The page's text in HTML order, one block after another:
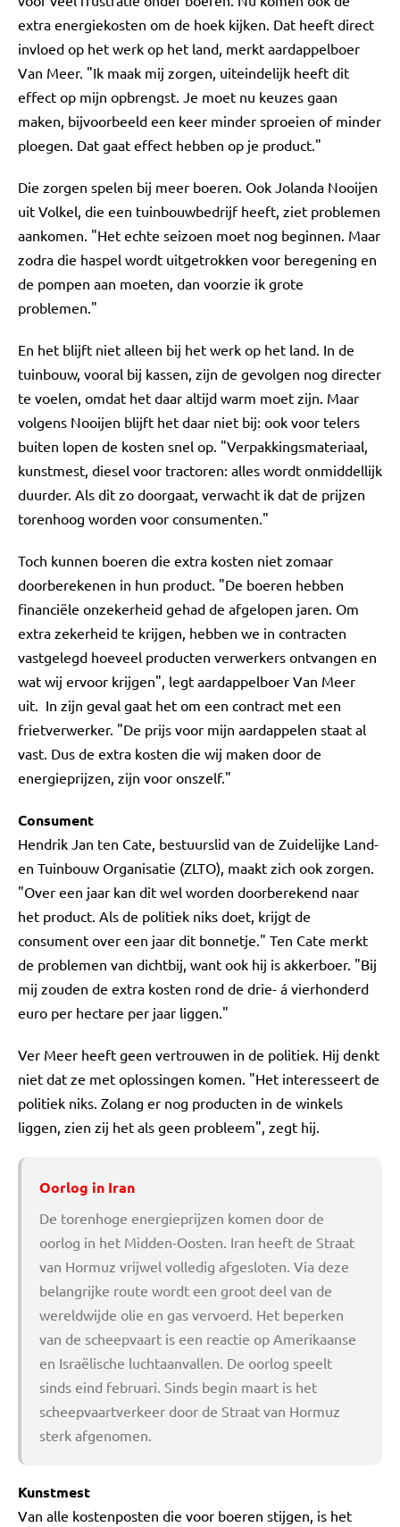
extra energiekosten om de hoek kijken. Dat heeft direct
invloed op het werk op het land, merkt aardappelboer
Van Meer. "Ik maak mij zorgen, uiteindelijk heeft dit
effect op mijn opbrengst. Je moet nu keuzes gaan
maken, bijvoorbeeld een keer minder sproeien of minder
ploegen. Dat gaat effect hebben op je product."
Die zorgen spelen bij meer boeren. Ook Jolanda Nooijen
uit Volkel, die een tuinbouwbedrijf heeft, ziet problemen
aankomen. "Het echte seizoen moet nog beginnen. Maar
zodra die haspel wordt uitgetrokken voor beregening en
de pompen aan moeten, dan voorzie ik grote
problemen."
En het blijft niet alleen bij het werk op het land. In de
tuinbouw, vooral bij kassen, zijn de gevolgen nog directer
te voelen, omdat het daar altijd warm moet zijn. Maar
volgens Nooijen blijft het daar niet bij: ook voor telers
buiten lopen de kosten snel op. "Verpakkingsmateriaal,
kunstmest, diesel voor tractoren: alles wordt onmiddellijk
duurder. Als dit zo doorgaat, verwacht ik dat de prijzen
torenhoog worden voor consumenten."
Toch kunnen boeren die extra kosten niet zomaar
doorberekenen in hun product. "De boeren hebben
financiële onzekerheid gehad de afgelopen jaren. Om
extra zekerheid te krijgen, hebben we in contracten
vastgelegd hoeveel producten verwerkers ontvangen en
wat wij ervoor krijgen", legt aardappelboer Van Meer
uit. In zijn geval gaat het om een contract met een
frietverwerker. "De prijs voor mijn aardappelen staat al
vast. Dus de extra kosten die wij maken door de
energieprijzen, zijn voor onszelf."
Consument
Hendrik Jan ten Cate, bestuurslid van de Zuidelijke Land-
en Tuinbouw Organisatie (ZLTO), maakt zich ook zorgen.
"Over een jaar kan dit wel worden doorberekend naar
het product. Als de politiek niks doet, krijgt de
consument over een jaar dit bonnetje." Ten Cate merkt
de problemen van dichtbij, want ook hij is akkerboer. "Bij
mij zouden de extra kosten rond de drie- á vierhonderd
euro per hectare per jaar liggen."
Ver Meer heeft geen vertrouwen in de politiek. Hij denkt
niet dat ze met oplossingen komen. "Het interesseert de
politiek niks. Zolang er nog producten in de winkels
liggen, zien zij het als geen probleem", zegt hij.
Oorlog in Iran
De torenhoge energieprijzen komen door de
oorlog in het Midden-Oosten. Iran heeft de Straat
van Hormuz vrijwel volledig afgesloten. Via deze
belangrijke route wordt een groot deel van de
wereldwijde olie en gas vervoerd. Het beperken
van de scheepvaart is een reactie op Amerikaanse
en Israëlische luchtaanvallen. De oorlog speelt
sinds eind februari. Sinds begin maart is het
scheepvaartverkeer door de Straat van Hormuz
sterk afgenomen.
Kunstmest
Van alle kostenposten die voor boeren stijgen, is het